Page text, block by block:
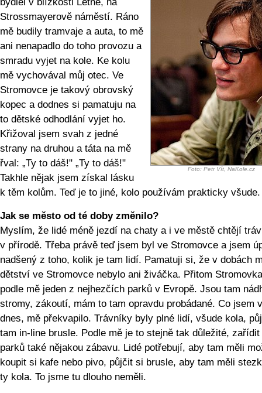
Foto: Petr Vít, NaKole.cz
Strossmayerově náměstí. Ráno
mě budily tramvaje a auta, to mě
ani nenapadlo do toho provozu a
smradu vyjet na kole. Ke kolu
mě vychovával můj otec. Ve
Stromovce je takový obrovský
kopec a dodnes si pamatuju na
to dětské odhodlání vyjet ho.
Křižoval jsem svah z jedné
strany na druhou a táta na mě
řval: „Ty to dáš!" „Ty to dáš!"
Takhle nějak jsem získal lásku
k těm kolům. Teď je to jiné, kolo používám prakticky všude.
Jak se město od té doby změnilo?
Myslím, že lidé méně jezdí na chaty a i ve městě chtějí
v přírodě. Třeba právě teď jsem byl ve Stromovce a jsem
nadšený z toho, kolik je tam lidí. Pamatuji si, že v dobách
dětství ve Stromovce nebylo ani živáčka. Přitom
podle mě jeden z nejhezčích parků v Evropě. Jsou tam
stromy, zákoutí, mám to tam opravdu probádané. Co jsem
dnes, mě překvapilo. Trávníky byly plné lidí, všude kola,
tam in-line brusle. Podle mě je to stejně tak důležité, zařídit
parků také nějakou zábavu. Lidé potřebují, aby tam měli
koupit si kafe nebo pivo, půjčit si brusle, aby tam měli
ty kola. To jsme tu dlouho neměli.